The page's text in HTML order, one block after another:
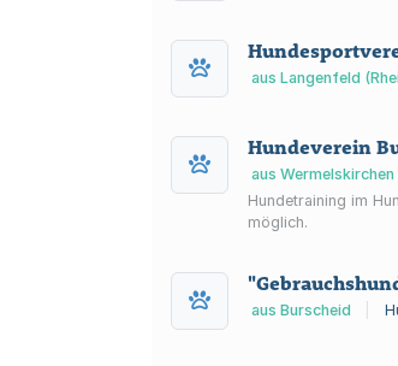
aus Langenfeld
Hundeverein
aus Wermelskirchen
Hundetraining im
möglich.
aus Burscheid